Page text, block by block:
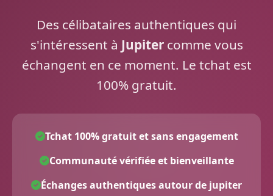
Des célibataires authentiques qui
s'intéressent à Jupitercomme vous
échangent en ce moment. Le tchat est
100% gratuit.
Tchat 100% gratuit et sans engagement
Communauté vérifiée et bienveillante
Échanges authentiques autour de jupiter